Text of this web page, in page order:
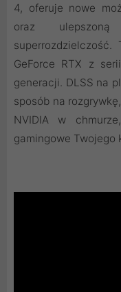
4, oferuje nowe
oraz
superrozdzielczość.
GeForce RTX z
generacji. DLSS na
sposób na
NVIDIA w
gamingowe Twojego